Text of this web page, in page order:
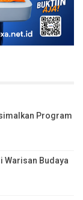
Program
Warisan Budaya